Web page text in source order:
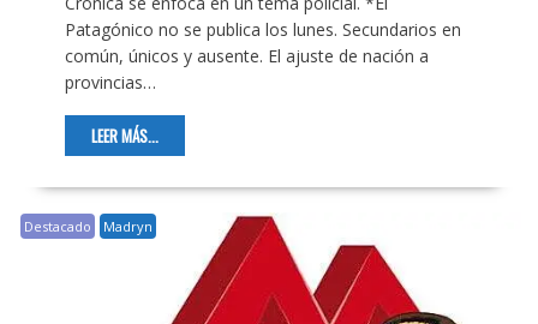
Patagónico no se publica los lunes. Secundarios en
común, únicos y ausente. El ajuste de nación a
provincias…
LEER MÁS...
Destacado Madryn